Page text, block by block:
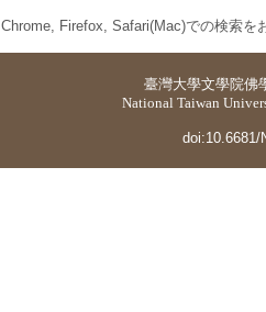
Chrome, Firefox, Safari(Mac)での検索を
臺灣大學文學院佛
National Taiwan
doi:10.6681/